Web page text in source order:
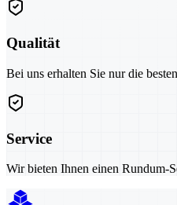
Qualität
Bei uns erhalten Sie nur die
Service
Wir bieten Ihnen einen Rundum-